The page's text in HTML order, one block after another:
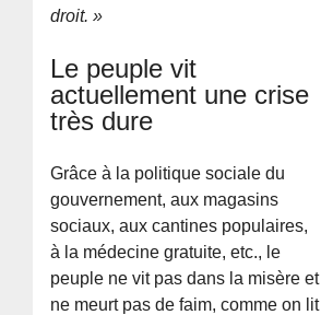
droit. »
Le peuple vit
actuellement une crise
très dure
Grâce à la politique sociale du
gouvernement, aux magasins
sociaux, aux cantines populaires,
à la médecine gratuite, etc., le
peuple ne vit pas dans la misère et
ne meurt pas de faim, comme on lit